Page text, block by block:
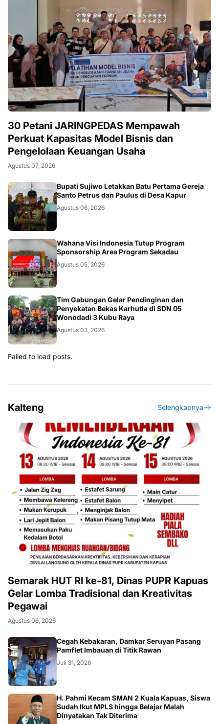
30 Petani JARINGPEDAS Mempawah
Perkuat Kapasitas Model Bisnis dan
Pengelolaan Keuangan Usaha
Agustus 07, 2026
Bupati Sujiwo Letakkan Batu Pertama Gereja
Santo Petrus dan Paulus di Desa Kapur
Agustus 06, 2026
Wahana Visi Indonesia Tutup Program
Sponsorship Area Program Sekadau
Agustus 05, 2026
Tim Gabungan Gelar Pendinginan dan
Penyekatan Bekas Karhutla di SDN 05
Wonodadi 3 Kubu Raya
Agustus 03, 2026
Failed to load posts.
Kalteng Selengkapnya
Semarak HUT RI ke-81, Dinas PUPR Kapuas
Gelar Lomba Tradisional dan Kreativitas
Pegawai
Agustus 06, 2026
Cegah Kebakaran, Damkar Seruyan Pasang
Pamflet Imbauan di Titik Rawan
Juli 31, 2026
H. Pahmi Kecam SMAN 2 Kuala Kapuas, Siswa
Sudah Ikut MPLS hingga Belajar Malah
Dinyatakan Tak Diterima